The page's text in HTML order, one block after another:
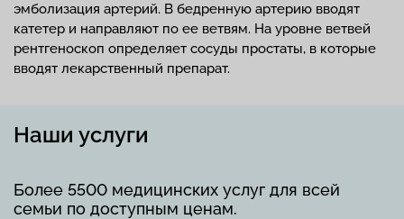
эмболизация артерий. В бедренную артерию вводят
катетер и направляют по ее ветвям. На уровне ветвей
рентгеноскоп определяет сосуды простаты, в которые
вводят лекарственный препарат.
Наши услуги
Более 5500 медицинских услуг для всей
семьи по доступным ценам.